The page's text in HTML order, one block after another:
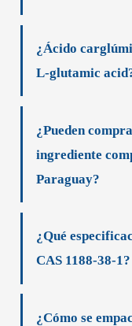
¿Ácido
L-glutamic
¿Pueden
ingrediente
Paraguay?
¿Qué
CAS 1188-38-1?
¿Cómo se